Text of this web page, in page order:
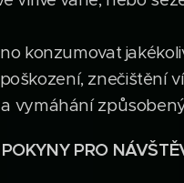
konzumovat
znečištění
vymáhání
POKYNY PRO